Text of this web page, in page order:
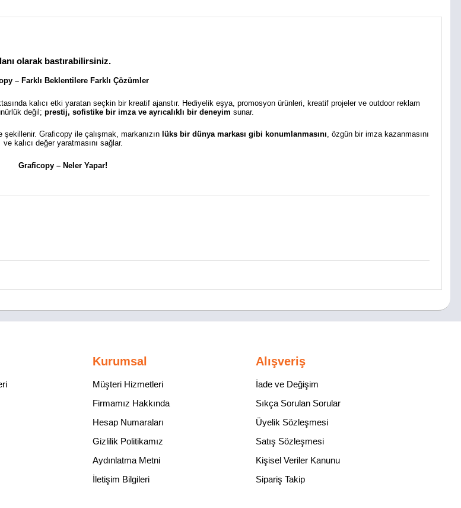
olarak bastırabilirsiniz.
– Farklı Beklentilere Farklı Çözümler
kalıcı etki yaratan seçkin bir kreatif ajanstır. Hediyelik eşya, promosyon ürünleri, kreatif projeler ve outdoor reklam
değil; prestij, sofistike bir imza ve ayrıcalıklı bir deneyim sunar.
Graficopy ile çalışmak, markanızın lüks bir dünya markası gibi konumlanmasını, özgün bir imza kazanmasını
ve kalıcı değer yaratmasını sağlar.
Graficopy – Neler Yapar!
Kurumsal Alışveriş
Müşteri Hizmetleri
Firmamız Hakkında
Hesap Numaraları
Gizlilik Politikamız
Aydınlatma Metni
İletişim Bilgileri
İade ve Değişim
Sıkça Sorulan Sorular
Üyelik Sözleşmesi
Satış Sözleşmesi
Kişisel Veriler Kanunu
Sipariş Takip